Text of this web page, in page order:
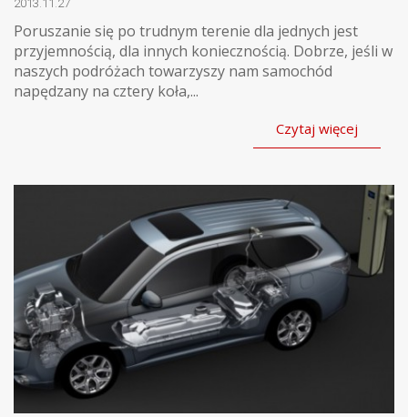
2013.11.27
Poruszanie się po trudnym terenie dla jednych jest
przyjemnością, dla innych koniecznością. Dobrze, jeśli w
naszych podróżach towarzyszy nam samochód
napędzany na cztery koła,...
Czytaj więcej